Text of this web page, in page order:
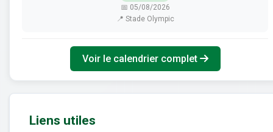
📅 05/08/2026
📍 Stade Olympic
Voir le calendrier complet
Liens utiles